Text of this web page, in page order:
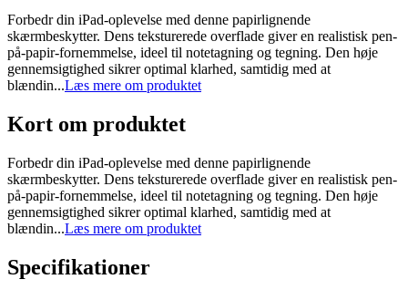
Forbedr din iPad-oplevelse med denne papirlignende
skærmbeskytter. Dens teksturerede overflade giver en realistisk pen-
på-papir-fornemmelse, ideel til notetagning og tegning. Den høje
gennemsigtighed sikrer optimal klarhed, samtidig med at
blændin...Læs mere om produktet
Kort om produktet
Forbedr din iPad-oplevelse med denne papirlignende
skærmbeskytter. Dens teksturerede overflade giver en realistisk pen-
på-papir-fornemmelse, ideel til notetagning og tegning. Den høje
gennemsigtighed sikrer optimal klarhed, samtidig med at
blændin...Læs mere om produktet
Specifikationer